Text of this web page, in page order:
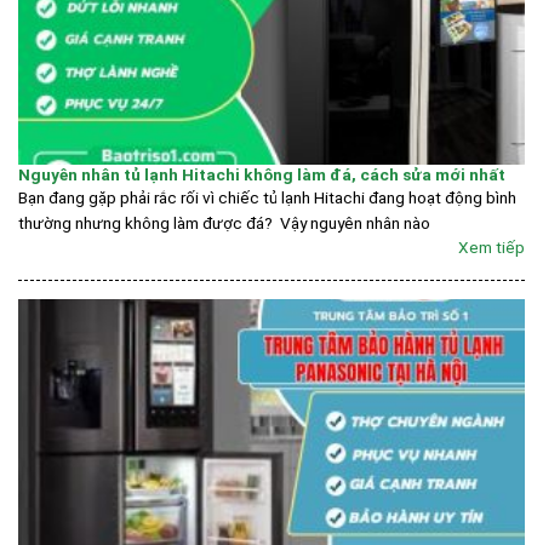
Nguyên nhân tủ lạnh Hitachi không làm đá, cách sửa mới nhất
Bạn đang gặp phải rắc rối vì chiếc tủ lạnh Hitachi đang hoạt động bình
thường nhưng không làm được đá? Vậy nguyên nhân nào
Xem tiếp